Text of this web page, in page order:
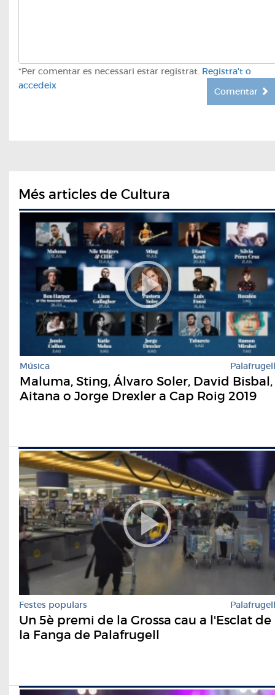
*Per comentar es necessari estar registrat. Registra't o
accedeix
Comentar
Més articles de Cultura
Música Palafrugell
Maluma, Sting, Álvaro Soler, David Bisbal,
Aitana o Jorge Drexler a Cap Roig 2019
Festes populars Palafrugell
Un 5è premi de la Grossa cau a l'Esclat de
la Fanga de Palafrugell